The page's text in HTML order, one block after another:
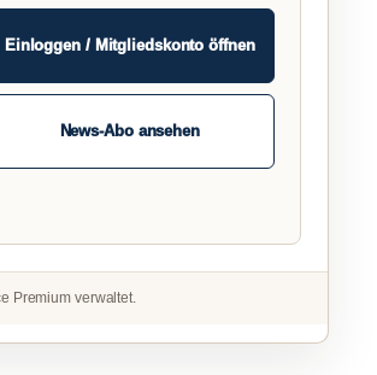
Einloggen / Mitgliedskonto öffnen
News-Abo ansehen
Premium verwaltet.